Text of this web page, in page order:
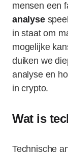
mensen een
analyse
in staat om
mogelijke
duiken we
analyse en
in crypto.
Wat is
Technische